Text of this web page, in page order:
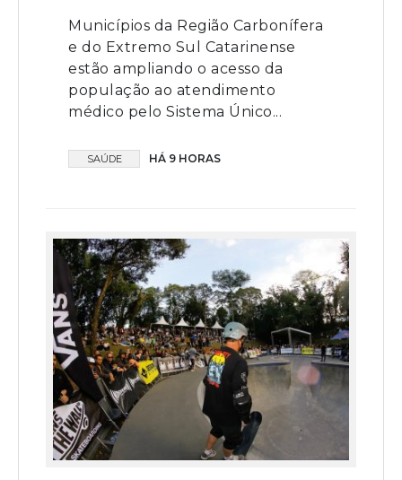
Municípios da Região Carbonífera
e do Extremo Sul Catarinense
estão ampliando o acesso da
população ao atendimento
médico pelo Sistema Único...
SAÚDE HÁ 9 HORAS